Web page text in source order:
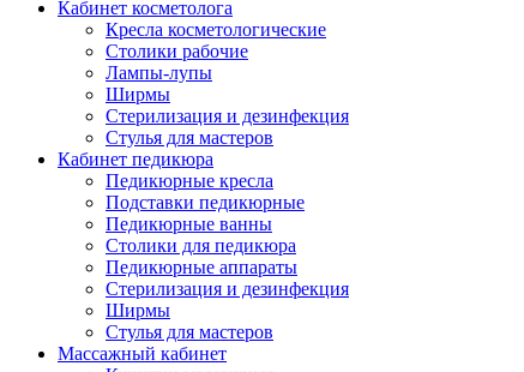
Кабинет косметолога
Кресла косметологические
Столики рабочие
Лампы-лупы
Ширмы
Стерилизация и дезинфекция
Стулья для мастеров
Кабинет педикюра
Педикюрные кресла
Подставки педикюрные
Педикюрные ванны
Столики для педикюра
Педикюрные аппараты
Стерилизация и дезинфекция
Ширмы
Стулья для мастеров
Массажный кабинет